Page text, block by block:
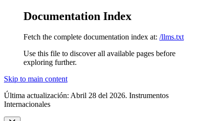
Documentation Index
Fetch the complete documentation index at: /llms.txt
Use this file to discover all available pages before
exploring further.
Skip to main content
Última actualización: Abril 28 del 2026. Instrumentos
Internacionales